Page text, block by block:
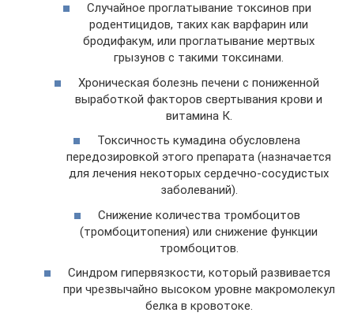
Случайное проглатывание токсинов при
родентицидов, таких как варфарин или
бродифакум, или проглатывание мертвых
грызунов с такими токсинами.
Хроническая болезнь печени с пониженной
выработкой факторов свертывания крови и
витамина К.
Токсичность кумадина обусловлена
передозировкой этого препарата (назначается
для лечения некоторых сердечно-сосудистых
заболеваний).
Снижение количества тромбоцитов
(тромбоцитопения) или снижение функции
тромбоцитов.
Синдром гипервязкости, который развивается
при чрезвычайно высоком уровне макромолекул
белка в кровотоке.